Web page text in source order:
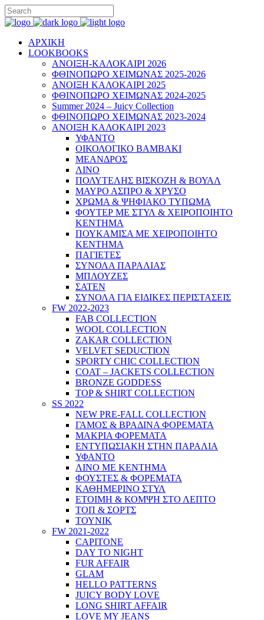
ΑΡΧΙΚΗ
LOOKBOOKS
ΑΝΟΙΞΗ-ΚΑΛΟΚΑΙΡΙ 2026
ΦΘΙΝΟΠΩΡΟ ΧΕΙΜΩΝΑΣ 2025-2026
ΑΝΟΙΞΗ ΚΑΛΟΚΑΙΡΙ 2025
ΦΘΙΝΟΠΩΡΟ ΧΕΙΜΩΝΑΣ 2024-2025
Summer 2024 – Juicy Collection
ΦΘΙΝΟΠΩΡΟ ΧΕΙΜΩΝΑΣ 2023-2024
ΑΝΟΙΞΗ ΚΑΛΟΚΑΙΡΙ 2023
ΥΦΑΝΤΟ
ΟΙΚΟΛΟΓΙΚΟ ΒΑΜΒΑΚΙ
ΜΕΑΝΔΡΟΣ
ΛΙΝΟ
ΠΟΛΥΤΕΛΗΣ ΒΙΣΚΟΖΗ & ΒΟΥΑΛ
ΜΑΥΡΟ ΑΣΠΡΟ & ΧΡΥΣΟ
ΧΡΩΜΑ & ΨΗΦΙΑΚΟ ΤΥΠΩΜΑ
ΦΟΥΤΕΡ ΜΕ ΣΤΥΛ & ΧΕΙΡΟΠΟΙΗΤΟ
ΚΕΝΤΗΜΑ
ΠΟΥΚΑΜΙΣΑ ΜΕ ΧΕΙΡΟΠΟΙΗΤΟ
ΚΕΝΤΗΜΑ
ΠΑΓΙΕΤΕΣ
ΣΥΝΟΛΑ ΠΑΡΑΛΙΑΣ
ΜΠΛΟΥΖΕΣ
ΣΑΤΕΝ
ΣΥΝΟΛΑ ΓΙΑ ΕΙΔΙΚΕΣ ΠΕΡΙΣΤΑΣΕΙΣ
FW 2022-2023
FAB COLLECTION
WOOL COLLECTION
ZAKAR COLLECTION
VELVET SEDUCTION
SPORTY CHIC COLLECTION
COAT – JACKETS COLLECTION
BRONZE GODDESS
TOP & SHIRT COLLECTION
SS 2022
NEW PRE-FALL COLLECTION
ΓΑΜΟΣ & ΒΡΑΔΙΝΑ ΦΟΡΕΜΑΤΑ
ΜΑΚΡΙΑ ΦΟΡΕΜΑΤΑ
ΕΝΤΥΠΩΣΙΑΚΗ ΣΤΗΝ ΠΑΡΑΛΙΑ
ΥΦΑΝΤΟ
ΛΙΝΟ ΜΕ ΚΕΝΤΗΜΑ
ΦΟΥΣΤΕΣ & ΦΟΡΕΜΑΤΑ
ΚΑΘΗΜΕΡΙΝΟ ΣΤΥΛ
ΕΤΟΙΜΗ & ΚΟΜΨΗ ΣΤΟ ΛΕΠΤΟ
ΤΟΠ & ΣΟΡΤΣ
ΤΟΥΝΙΚ
FW 2021-2022
CAPITONE
DAY TO NIGHT
FUR AFFAIR
GLAM
HELLO PATTERNS
JUICY BODY LOVE
LONG SHIRT AFFAIR
LOVE MY JEANS